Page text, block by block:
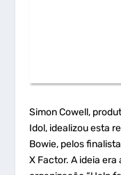
Simon Cowell,
Idol, idealizou esta
Bowie, pelos
X Factor. A ideia